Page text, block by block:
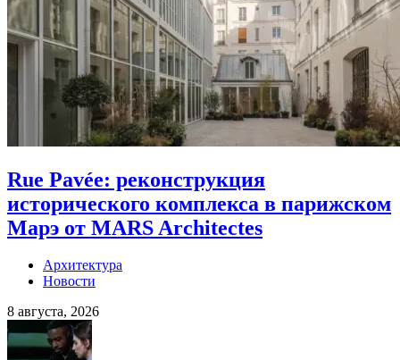
Rue Pavée: реконструкция
исторического комплекса в парижском
Марэ от MARS Architectes
Архитектура
Новости
8 августа, 2026